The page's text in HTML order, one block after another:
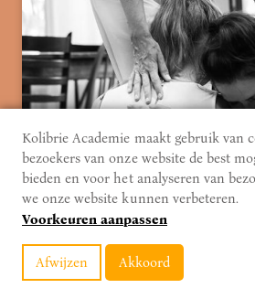
Kolibrie Academie maakt gebruik van
bezoekers van onze website de best
bieden en voor het analyseren van
we onze website kunnen verbeteren.
Voorkeuren aanpassen
Afwijzen Akkoord
Wat laat een
Een opstelling laat zien wat er in
speelt.